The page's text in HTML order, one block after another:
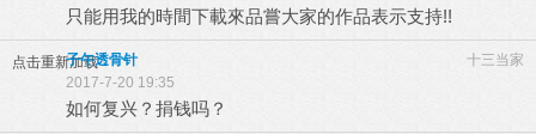
只能用我的時間下載來品嘗大家的作品表示支持!!
点击重新加载 十三当家
子午透骨针
2017-7-20 19:35
如何复兴？捐钱吗？